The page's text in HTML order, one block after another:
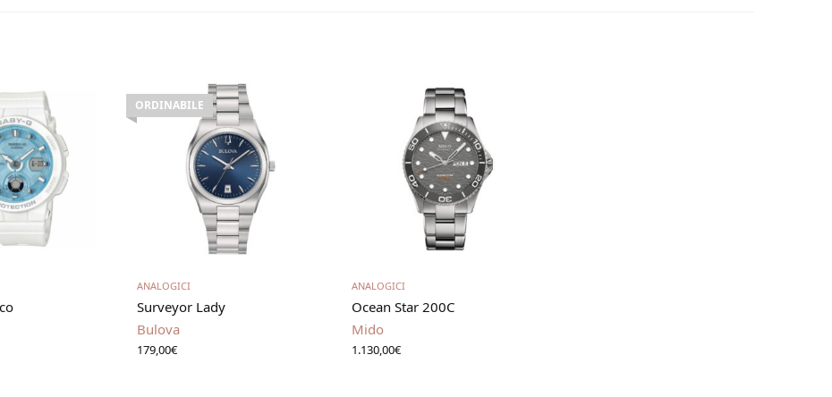
ORDINABILE
ANALOGICI
Surveyor Lady
Bulova
179,00€
Aggiungi al carrello
ANALOGICI
Ocean Star 200C
Mido
1.130,00€